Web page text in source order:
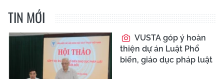
TIN MỚI
VUSTA góp ý hoàn
thiện dự án Luật Phổ
biến, giáo dục pháp luật